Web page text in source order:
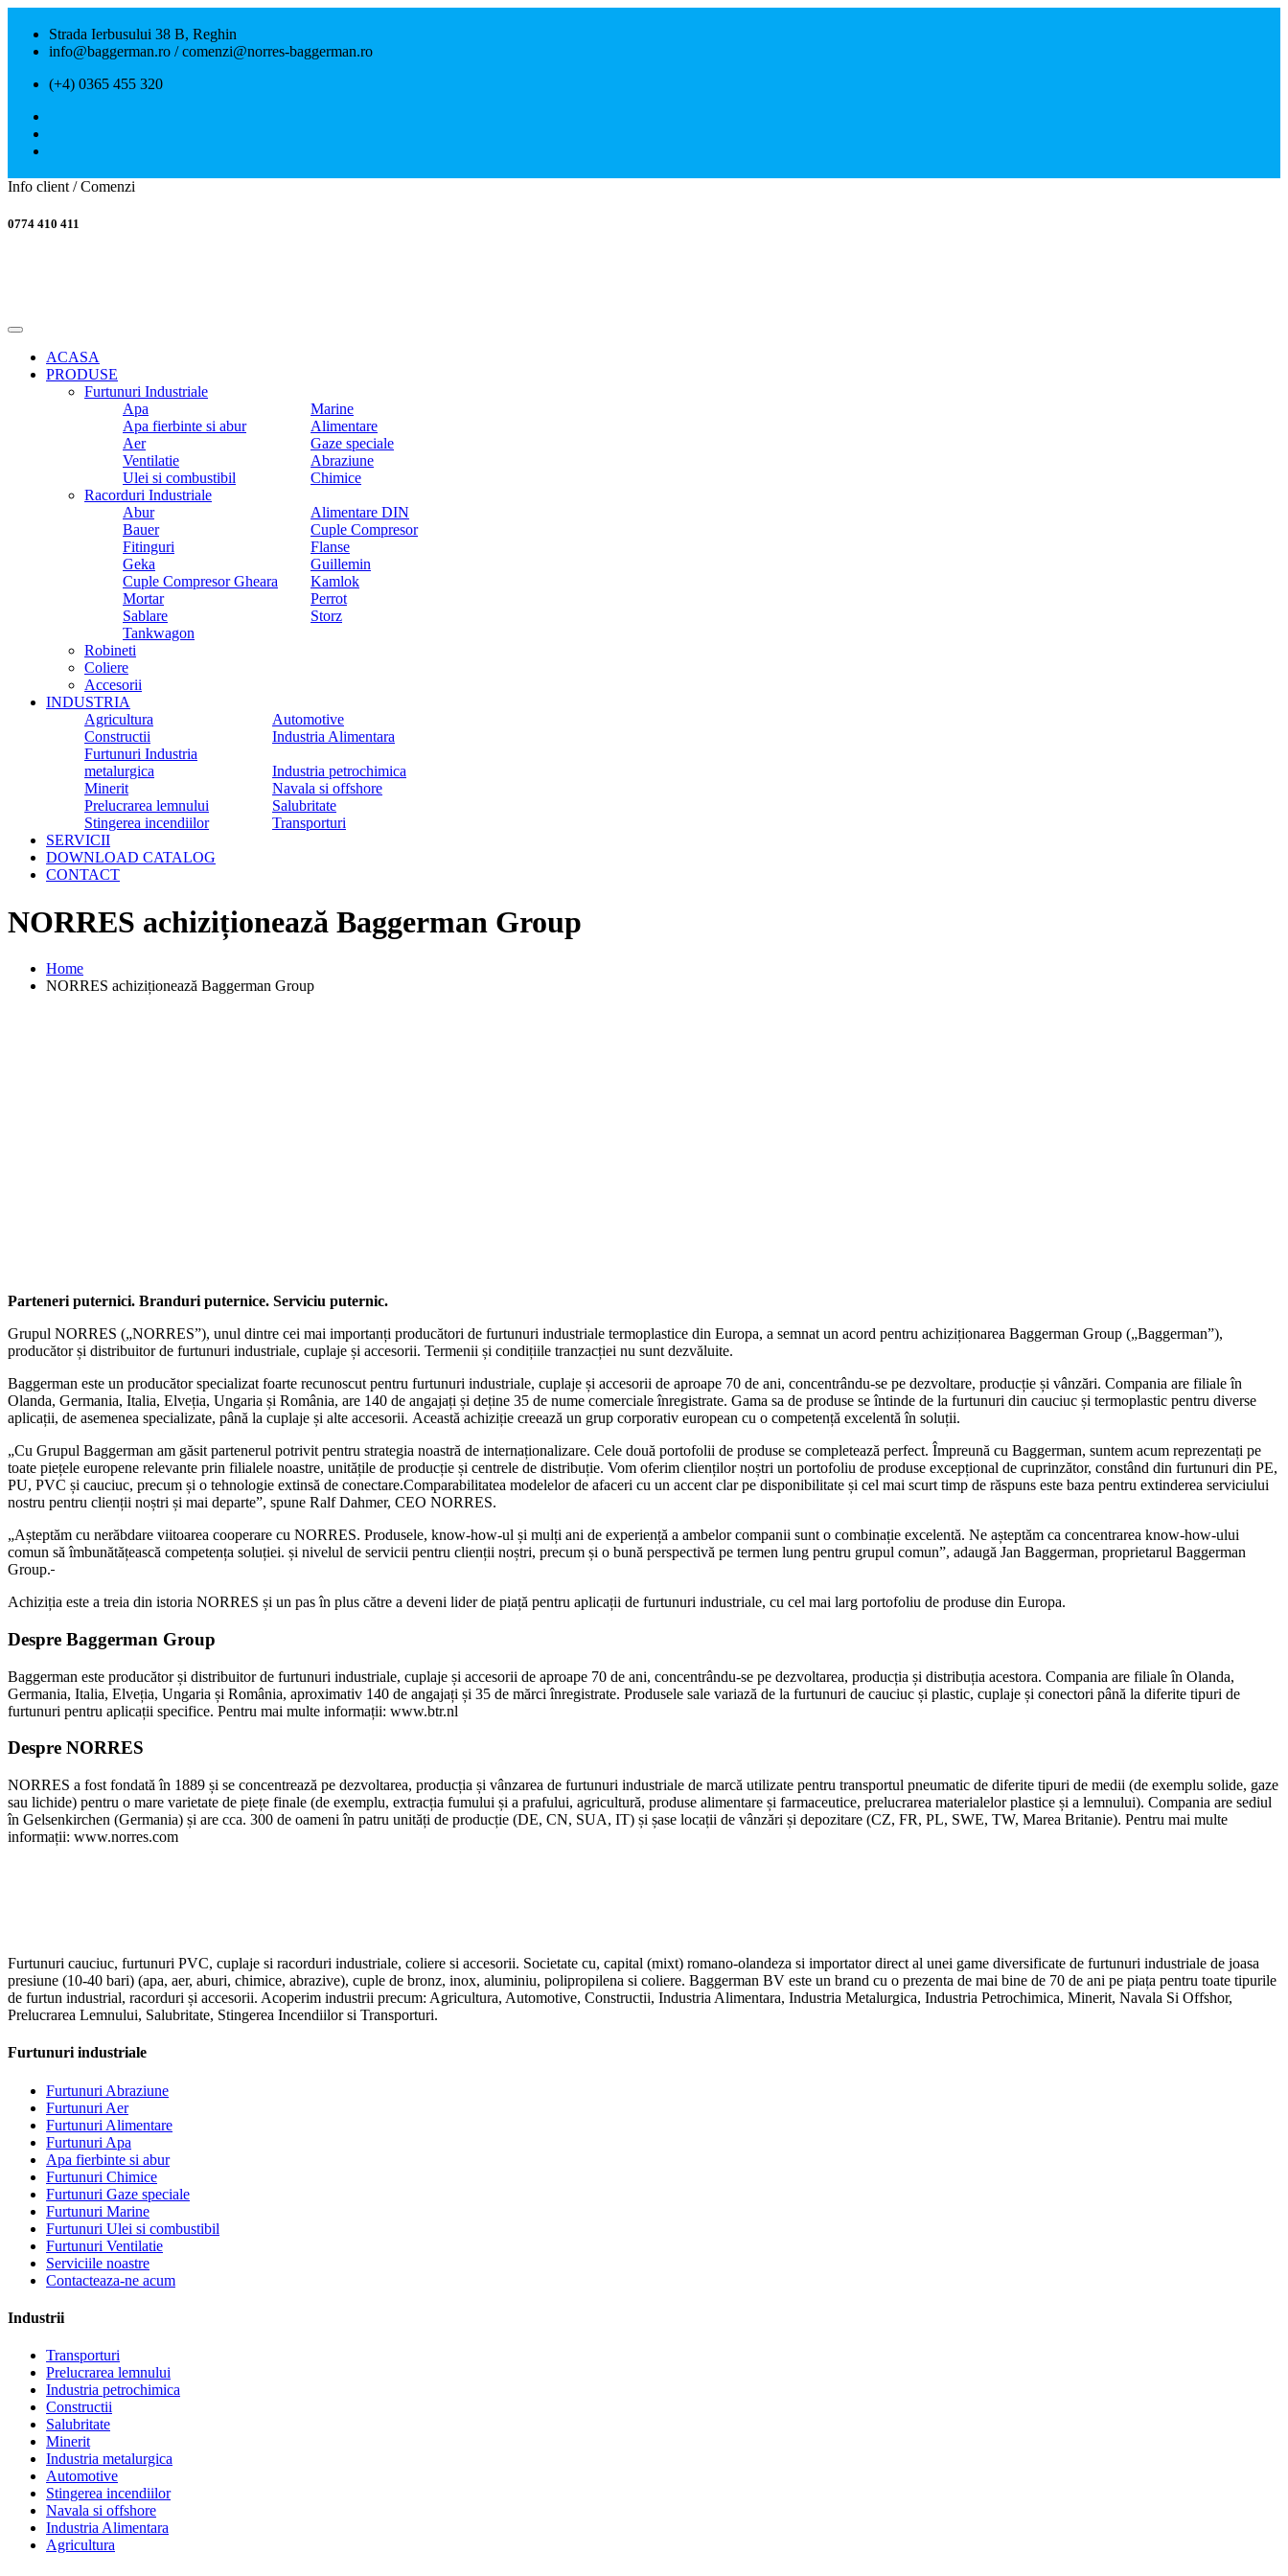
Strada Ierbusului 38 B, Reghin
info@baggerman.ro / comenzi@norres-baggerman.ro
(+4) 0365 455 320
Info client / Comenzi
0774 410 411
ACASA
PRODUSE
Furtunuri Industriale
Apa
Marine
Apa fierbinte si abur
Alimentare
Aer
Gaze speciale
Ventilatie
Abraziune
Ulei si combustibil
Chimice
Racorduri Industriale
Abur
Alimentare DIN
Bauer
Cuple Compresor
Fitinguri
Flanse
Geka
Guillemin
Cuple Compresor Gheara
Kamlok
Mortar
Perrot
Sablare
Storz
Tankwagon
Robineti
Coliere
Accesorii
INDUSTRIA
Agricultura
Automotive
Constructii
Industria Alimentara
Furtunuri Industria
metalurgica
Industria petrochimica
Minerit
Navala si offshore
Prelucrarea lemnului
Salubritate
Stingerea incendiilor
Transporturi
SERVICII
DOWNLOAD CATALOG
CONTACT
NORRES achiziționează Baggerman Group
Home
NORRES achiziționează Baggerman Group
Parteneri puternici. Branduri puternice. Serviciu puternic.
Grupul NORRES („NORRES”), unul dintre cei mai importanți producători de furtunuri industriale termoplastice din Europa, a semnat un acord pentru achiziționarea Baggerman Group („Baggerman”),
producător și distribuitor de furtunuri industriale, cuplaje și accesorii. Termenii și condițiile tranzacției nu sunt dezvăluite.
Baggerman este un producător specializat foarte recunoscut pentru furtunuri industriale, cuplaje și accesorii de aproape 70 de ani, concentrându-se pe dezvoltare, producție și vânzări. Compania are filiale în
Olanda, Germania, Italia, Elveția, Ungaria și România, are 140 de angajați și deține 35 de nume comerciale înregistrate. Gama sa de produse se întinde de la furtunuri din cauciuc și termoplastic pentru diverse
aplicații, de asemenea specializate, până la cuplaje și alte accesorii. Această achiziție creează un grup corporativ european cu o competență excelentă în soluții.
„Cu Grupul Baggerman am găsit partenerul potrivit pentru strategia noastră de internaționalizare. Cele două portofolii de produse se completează perfect. Împreună cu Baggerman, suntem acum reprezentați pe
toate piețele europene relevante prin filialele noastre, unitățile de producție și centrele de distribuție. Vom oferim clienților noștri un portofoliu de produse excepțional de cuprinzător, constând din furtunuri din PE,
PU, ​​PVC și cauciuc, precum și o tehnologie extinsă de conectare.Comparabilitatea modelelor de afaceri cu un accent clar pe disponibilitate și cel mai scurt timp de răspuns este baza pentru extinderea serviciului
nostru pentru clienții noștri și mai departe”, spune Ralf Dahmer, CEO NORRES.
„Așteptăm cu nerăbdare viitoarea cooperare cu NORRES. Produsele, know-how-ul și mulți ani de experiență a ambelor companii sunt o combinație excelentă. Ne așteptăm ca concentrarea know-how-ului
comun să îmbunătățească competența soluției. și nivelul de servicii pentru clienții noștri, precum și o bună perspectivă pe termen lung pentru grupul comun”, adaugă Jan Baggerman, proprietarul Baggerman
Group.
Achiziția este a treia din istoria NORRES și un pas în plus către a deveni lider de piață pentru aplicații de furtunuri industriale, cu cel mai larg portofoliu de produse din Europa.
Despre Baggerman Group
Baggerman este producător și distribuitor de furtunuri industriale, cuplaje și accesorii de aproape 70 de ani, concentrându-se pe dezvoltarea, producția și distribuția acestora. Compania are filiale în Olanda,
Germania, Italia, Elveția, Ungaria și România, aproximativ 140 de angajați și 35 de mărci înregistrate. Produsele sale variază de la furtunuri de cauciuc și plastic, cuplaje și conectori până la diferite tipuri de
furtunuri pentru aplicații specifice. Pentru mai multe informații: www.btr.nl
Despre NORRES
NORRES a fost fondată în 1889 și se concentrează pe dezvoltarea, producția și vânzarea de furtunuri industriale de marcă utilizate pentru transportul pneumatic de diferite tipuri de medii (de exemplu solide, gaze
sau lichide) pentru o mare varietate de piețe finale (de exemplu, extracția fumului și a prafului, agricultură, produse alimentare și farmaceutice, prelucrarea materialelor plastice și a lemnului). Compania are sediul
în Gelsenkirchen (Germania) și are cca. 300 de oameni în patru unități de producție (DE, CN, SUA, IT) și șase locații de vânzări și depozitare (CZ, FR, PL, SWE, TW, Marea Britanie). Pentru mai multe
informații: www.norres.com
Furtunuri cauciuc, furtunuri PVC, cuplaje si racorduri industriale, coliere si accesorii. Societate cu, capital (mixt) romano-olandeza si importator direct al unei game diversificate de furtunuri industriale de joasa
presiune (10-40 bari) (apa, aer, aburi, chimice, abrazive), cuple de bronz, inox, aluminiu, polipropilena si coliere. Baggerman BV este un brand cu o prezenta de mai bine de 70 de ani pe piața pentru toate tipurile
de furtun industrial, racorduri și accesorii. Acoperim industrii precum: Agricultura, Automotive, Constructii, Industria Alimentara, Industria Metalurgica, Industria Petrochimica, Minerit, Navala Si Offshor,
Prelucrarea Lemnului, Salubritate, Stingerea Incendiilor si Transporturi.
Furtunuri industriale
Furtunuri Abraziune
Furtunuri Aer
Furtunuri Alimentare
Furtunuri Apa
Apa fierbinte si abur
Furtunuri Chimice
Furtunuri Gaze speciale
Furtunuri Marine
Furtunuri Ulei si combustibil
Furtunuri Ventilatie
Serviciile noastre
Contacteaza-ne acum
Industrii
Transporturi
Prelucrarea lemnului
Industria petrochimica
Constructii
Salubritate
Minerit
Industria metalurgica
Automotive
Stingerea incendiilor
Navala si offshore
Industria Alimentara
Agricultura